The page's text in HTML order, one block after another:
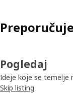
Pogledaj
Ideje koje se temelje
Skip listing